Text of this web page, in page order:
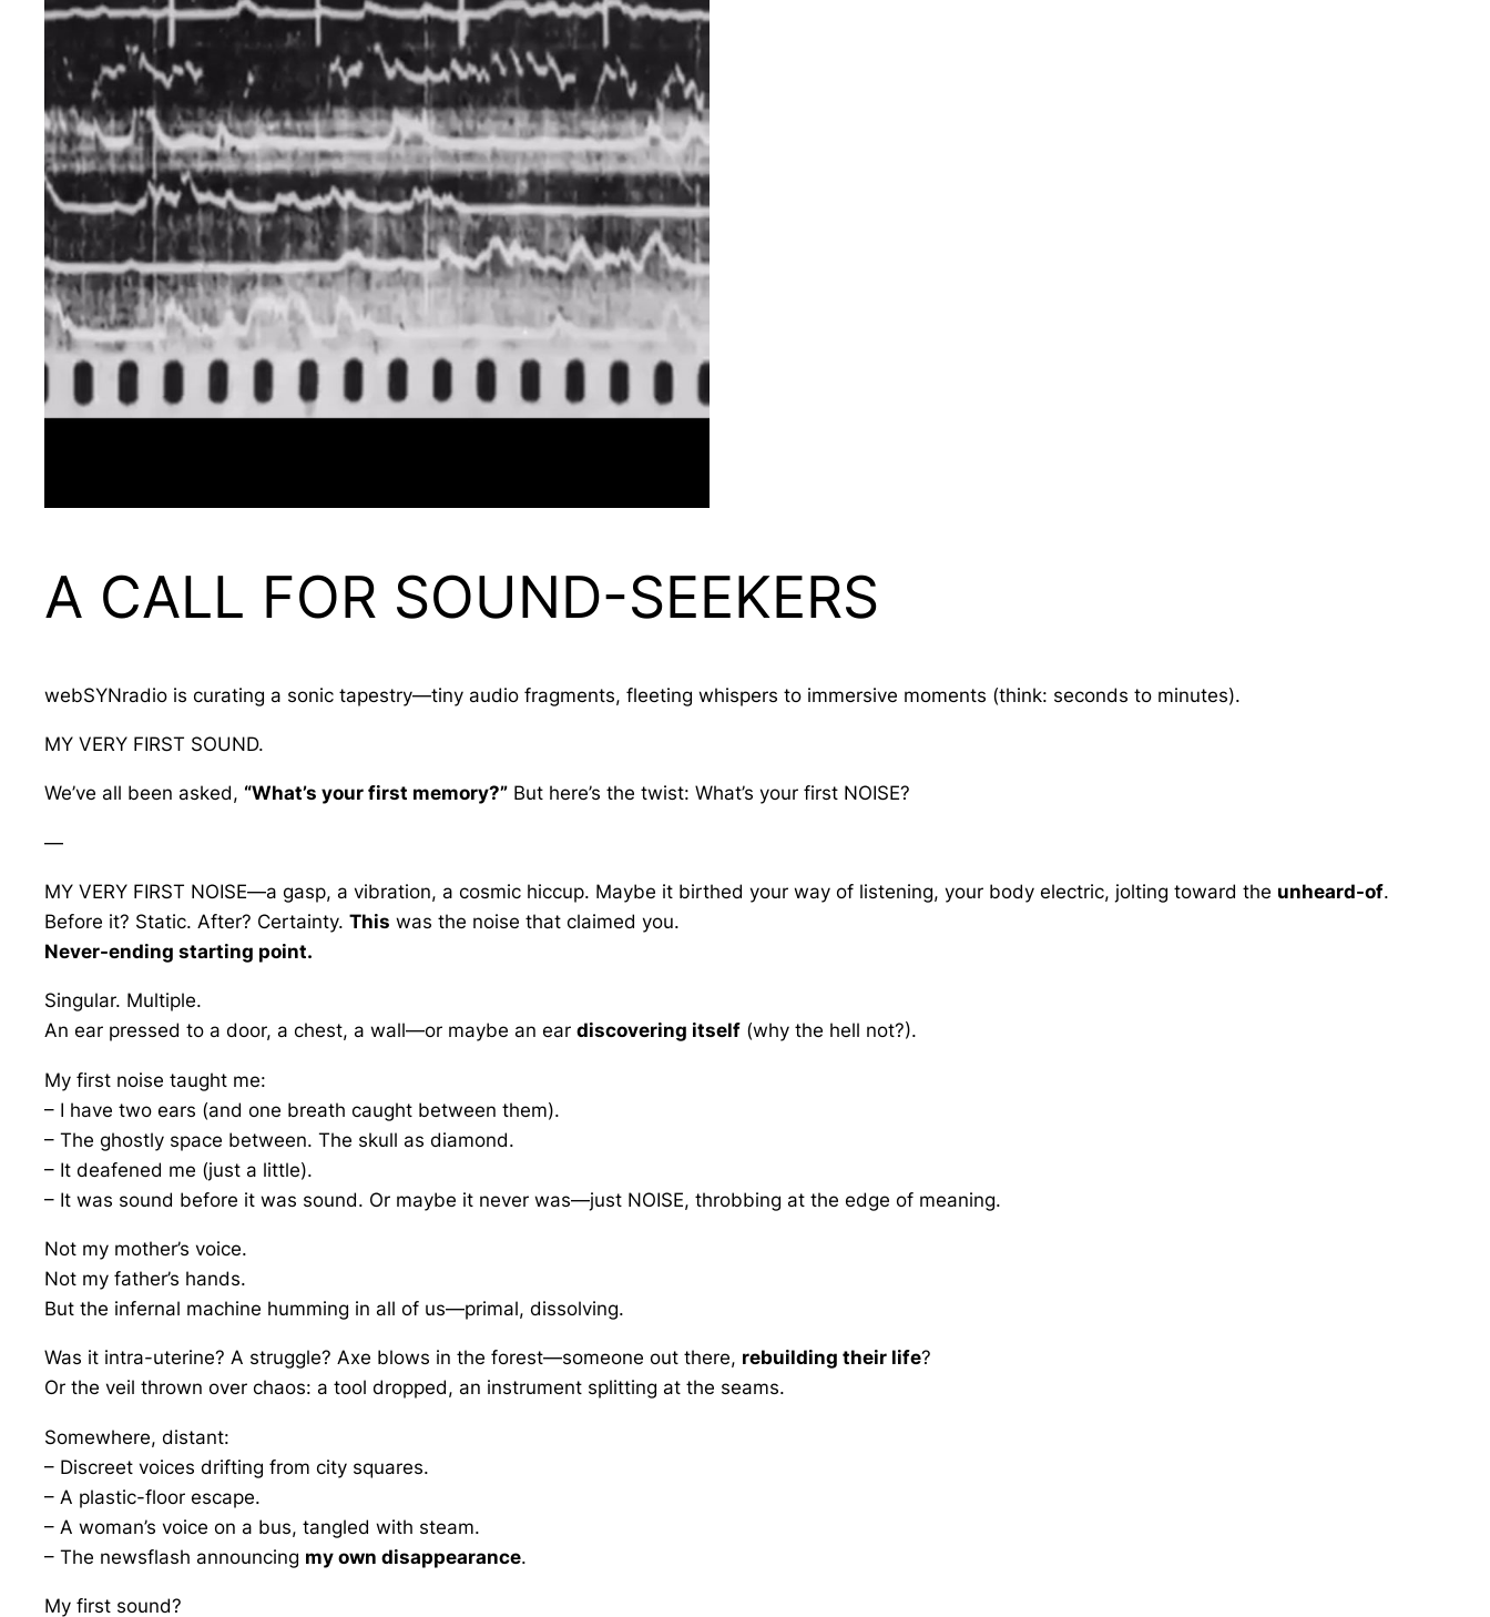
A CALL FOR SOUND-SEEKERS
webSYNradio is curating a sonic tapestry—tiny audio fragments, fleeting whispers to immersive moments (think: seconds to minutes).
MY VERY FIRST SOUND.
We’ve all been asked, “What’s your first memory?” But here’s the twist: What’s your first NOISE?
—
MY VERY FIRST NOISE—a gasp, a vibration, a cosmic hiccup. Maybe it birthed your way of listening, your body electric, jolting toward the unheard-of.
Before it? Static. After? Certainty. This was the noise that claimed you.
Never-ending starting point.
Singular. Multiple.
An ear pressed to a door, a chest, a wall—or maybe an ear discovering itself (why the hell not?).
My first noise taught me:
– I have two ears (and one breath caught between them).
– The ghostly space between. The skull as diamond.
– It deafened me (just a little).
– It was sound before it was sound. Or maybe it never was—just NOISE, throbbing at the edge of meaning.
Not my mother’s voice.
Not my father’s hands.
But the infernal machine humming in all of us—primal, dissolving.
Was it intra-uterine? A struggle? Axe blows in the forest—someone out there, rebuilding their life?
Or the veil thrown over chaos: a tool dropped, an instrument splitting at the seams.
Somewhere, distant:
– Discreet voices drifting from city squares.
– A plastic-floor escape.
– A woman’s voice on a bus, tangled with steam.
– The newsflash announcing my own disappearance.
My first sound?